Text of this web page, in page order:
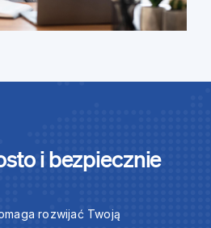
i bezpiecznie
rozwijać Twoją